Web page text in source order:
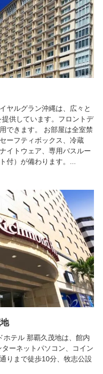
ヤルグラン沖縄は、広々と
供しています。フロントデ
できます。 お部屋は全室禁
ーフティボックス、冷蔵
イトウェア、専用バスルー
付）が備わります。...
ホテル 那覇久茂地は、館内
ーネットパソコン、コイン
りまで徒歩10分、牧志公設